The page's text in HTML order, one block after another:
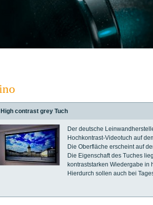
contrast grey Tuch
Der deutsche
Hochkontrast-Videotuch auf
Die Oberfläche erscheint auf
Die Eigenschaft des Tuches
kontraststarken Wiedergabe in
Hierdurch sollen auch bei